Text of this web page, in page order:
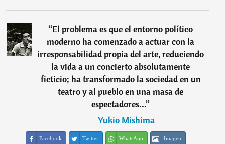
“El problema es que el entorno político
moderno ha comenzado a actuar con la
irresponsabilidad propia del arte, reduciendo
la vida a un concierto absolutamente
ficticio; ha transformado la sociedad en un
teatro y al pueblo en una masa de
espectadores...”
―Yukio Mishima
Facebook Twitter WhatsApp Imagen